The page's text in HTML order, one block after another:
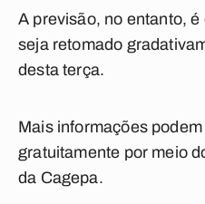
A previsão, no entanto,
seja retomado
desta terça.
Mais informações
gratuitamente por meio
da Cagepa.